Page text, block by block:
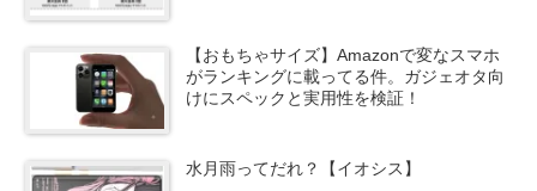
【おもちゃサイズ】Amazonで変なスマホ
がランキングに載ってる件。ガジェオタ向
けにスペックと実用性を検証！
水月雨ってだれ？【イオシス】